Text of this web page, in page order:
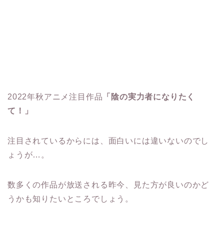
2022年秋アニメ注目作品 「陰の実力者になりたく
て！」
注目されているからには、面白いには違いないのでし
ょうが…。
数多くの作品が放送される昨今、見た方が良いのかど
うかも知りたいところでしょう。